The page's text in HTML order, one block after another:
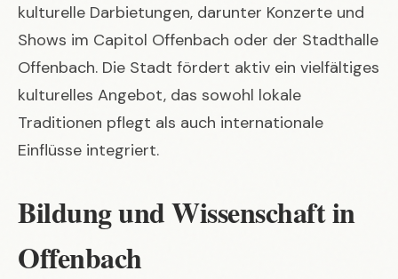
kulturelle Darbietungen, darunter Konzerte und
Shows im Capitol Offenbach oder der Stadthalle
Offenbach. Die Stadt fördert aktiv ein vielfältiges
kulturelles Angebot, das sowohl lokale
Traditionen pflegt als auch internationale
Einflüsse integriert.
Bildung und Wissenschaft in
Offenbach